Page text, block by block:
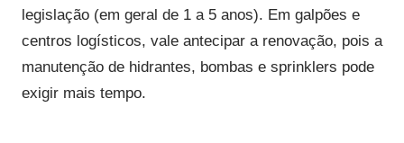
legislação (em geral de 1 a 5 anos). Em galpões e
centros logísticos, vale antecipar a renovação, pois a
manutenção de hidrantes, bombas e sprinklers pode
exigir mais tempo.